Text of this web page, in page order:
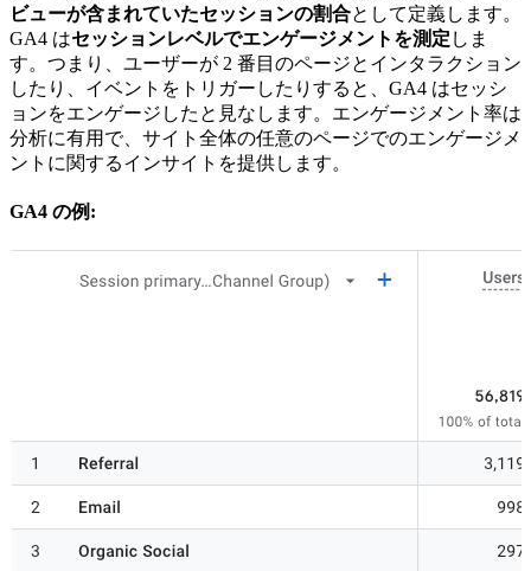
ビューが含まれていたセッションの割合として定義します。
GA4 はセッションレベルでエンゲージメントを測定 しま
す。つまり、ユーザーが 2 番目のページとインタラクション
したり、イベントをトリガーしたりすると、GA4 はセッシ
ョンをエンゲージしたと見なします。エンゲージメント率は
分析に有用で、サイト全体の任意のページでのエンゲージメ
ントに関するインサイトを提供します。
GA4 の例: